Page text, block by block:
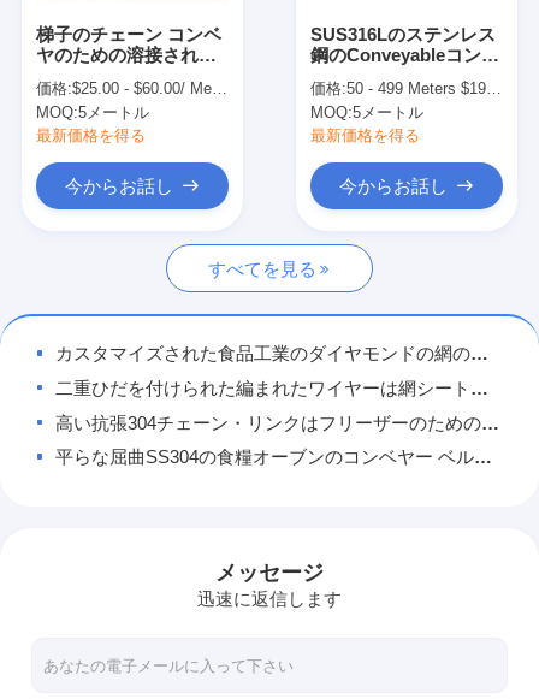
高温金網
食糧網ベルト
ハニカムコンベヤベルト
太陽光起電網ベルト
螺線形のフリーザー ベルト
オーブンのコンベヤー ベルト
梯子のチェーン コンベ
ヤのための溶接された
イヤー生地
価格:$25.00 - $60.00/ Meter|1 Meter/Meters(Min. Order)
MOQ:5メートル
最新価格を得る
今からお話し
SUS316Lのステンレス
鋼のConveyableコンベ
ワイヤー
価格:50 - 499 Meters $19.00， >=500 Meters $18.00
MOQ:5メートル
最新価格を得る
今からお話し
すべてを見る
カスタマイズされた食品工業のダイヤモンドの網の鋼板コンベヤー ベルト
二重ひだを付けられた編まれたワイヤーは網シートのコンベヤー ベルトにパネルをはめる 1mx0.6m
高い抗張304チェーン・リンクはフリーザーのための編まれた金網のコンベヤー ベルトに電流を通した
平らな屈曲SS304の食糧オーブンのコンベヤー ベルトの金網
フランジを付けたようになったスクリーンのステンレス鋼の編みこみの金網は304 314 310sを組み立てる
ステンレス鋼のEnroberのクッキーはコンベヤー ベルトの金網の鎖を固める
ステンレス鋼の304の金属の網のコンベヤー ベルトの食品工業
メッセージ
迅速に返信します